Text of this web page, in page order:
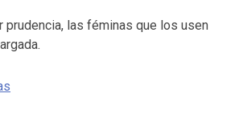
prudencia, las féminas que los usen